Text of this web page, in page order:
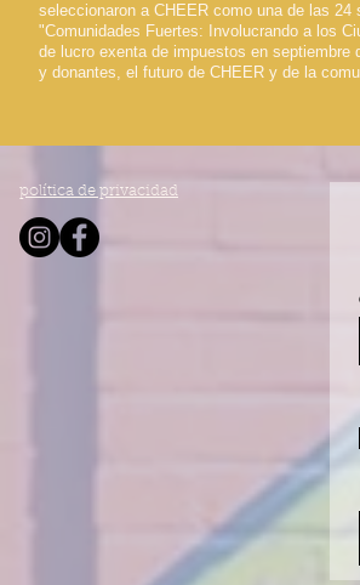
seleccionaron a CHEER como una de las
"Comunidades Fuertes: Involucrando a los
de lucro exenta de impuestos en
y donantes, el futuro de CHEER y de la
política de privacidad